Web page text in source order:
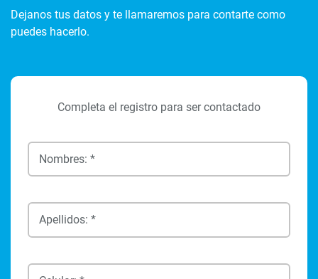
Dejanos tus datos y te llamaremos para contarte como
puedes hacerlo.
Completa el registro para ser contactado
Nombres: *
Apellidos: *